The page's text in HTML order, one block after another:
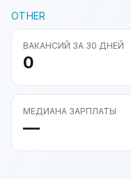
OTHER
ВАКАНСИЙ ЗА 30 ДНЕЙ
0
МЕДИАНА ЗАРПЛАТЫ
—